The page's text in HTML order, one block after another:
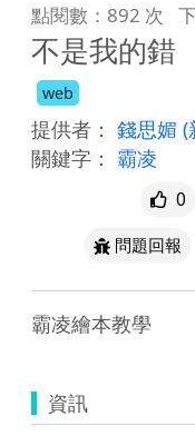
點閱數：892 次
不是我的錯
web
提供者： 錢思媚 (
關鍵字： 霸凌
0
問題回報
霸凌繪本教學
資訊